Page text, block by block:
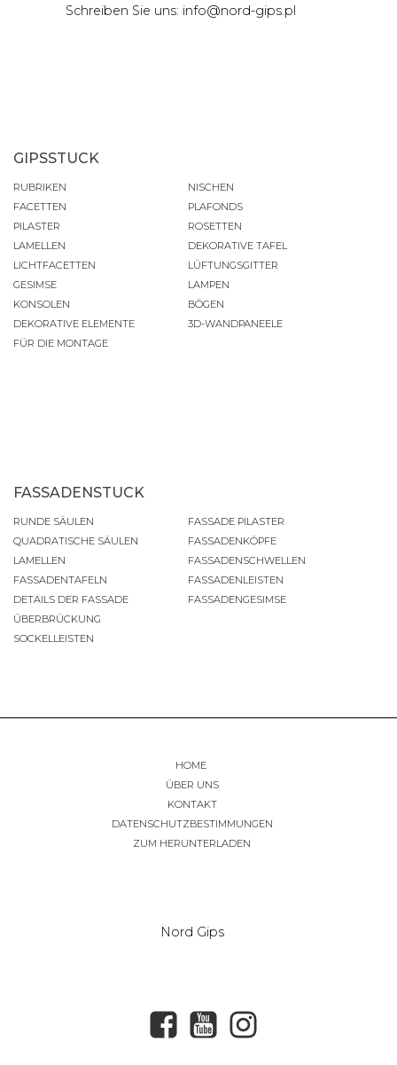
Schreiben Sie uns: info@nord-gips.pl
GIPSSTUCK
RUBRIKEN
FACETTEN
PILASTER
LAMELLEN
LICHTFACETTEN
GESIMSE
KONSOLEN
DEKORATIVE ELEMENTE
FÜR DIE MONTAGE
NISCHEN
PLAFONDS
ROSETTEN
DEKORATIVE TAFEL
LÜFTUNGSGITTER
LAMPEN
BÖGEN
3D-WANDPANEELE
FASSADENSTUCK
RUNDE SÄULEN
QUADRATISCHE SÄULEN
LAMELLEN
FASSADENTAFELN
DETAILS DER FASSADE
ÜBERBRÜCKUNG
SOCKELLEISTEN
FASSADE PILASTER
FASSADENKÖPFE
FASSADENSCHWELLEN
FASSADENLEISTEN
FASSADENGESIMSE
HOME
ÜBER UNS
KONTAKT
DATENSCHUTZBESTIMMUNGEN
ZUM HERUNTERLADEN
Nord Gips